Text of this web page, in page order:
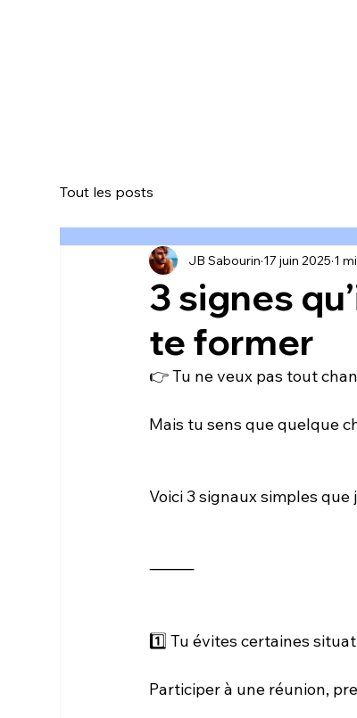
Tout les posts
3 signes
te former
JB Sabourin 17 juin 2025 1
👉 Tu ne veux pas tout
Mais tu sens que quelque
Voici 3 signaux simples que
⸻
1️⃣ Tu évites certaines
Participer à une réunion,